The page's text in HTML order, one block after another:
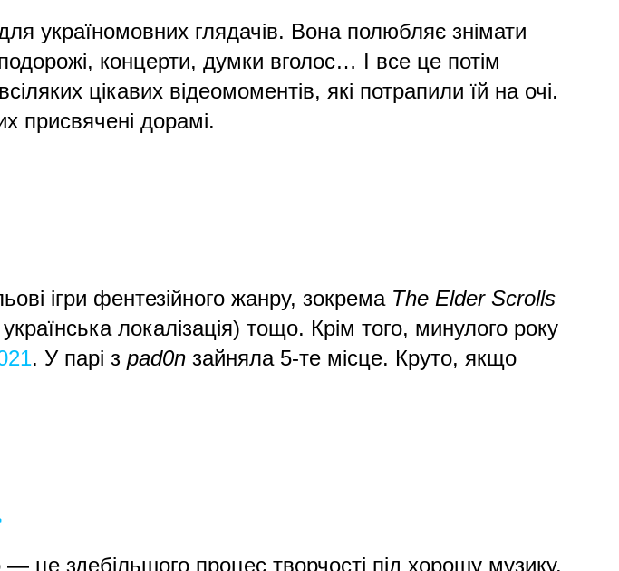
україномовних глядачів. Вона полюбляє знімати
концерти, думки вголос… І все це потім
цікавих відеомоментів, які потрапили їй на очі.
присвячені дорамі.
ігри фентезійного жанру, зокрема The Elder Scrolls
українська локалізація) тощо. Крім того, минулого року
. У парі з pad0n зайняла 5-те місце. Круто, якщо
це здебільшого процес творчості під хорошу музику.